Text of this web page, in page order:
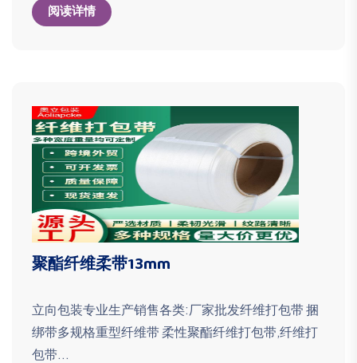
阅读详情
聚酯纤维柔带13mm
立向包装专业生产销售各类:厂家批发纤维打包带 捆
绑带多规格重型纤维带 柔性聚酯纤维打包带,纤维打
包带...